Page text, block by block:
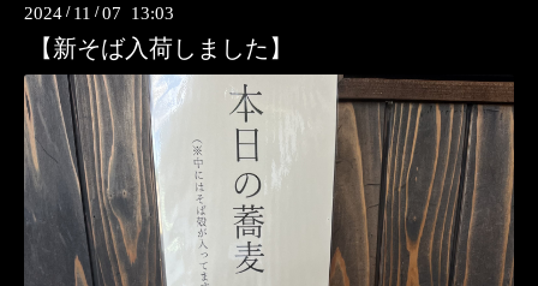
2024 / 11 /07 13:03
【新そば入荷しました】